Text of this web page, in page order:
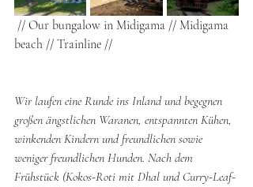
beach // Trainline //
Wir laufen eine Runde ins Inland und begegnen
großen ängstlichen Waranen, entspannten Kühen,
winkenden Kindern und freundlichen sowie
weniger freundlichen Hunden. Nach dem
Frühstück (Kokos-Roti mit Dhal und Curry-Leaf-